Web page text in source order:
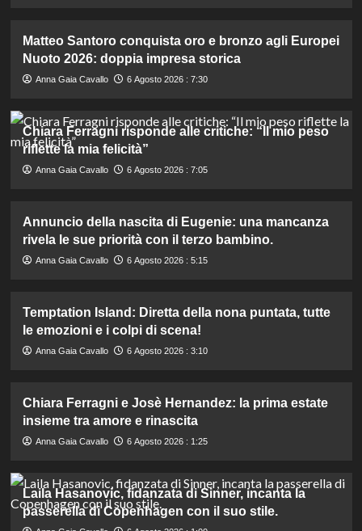
Matteo Santoro conquista oro e bronzo agli Europei
Nuoto 2026: doppia impresa storica
Anna Gaia Cavallo 6 Agosto 2026 : 7:30
Chiara Ferragni risponde alle critiche: “Il mio peso
riflette la mia felicità”
Anna Gaia Cavallo 6 Agosto 2026 : 7:05
Annuncio della nascita di Eugenie: una mancanza
rivela le sue priorità con il terzo bambino.
Anna Gaia Cavallo 6 Agosto 2026 : 5:15
Temptation Island: Diretta della nona puntata, tutte
le emozioni e i colpi di scena!
Anna Gaia Cavallo 6 Agosto 2026 : 3:10
Chiara Ferragni e Josè Hernandez: la prima estate
insieme tra amore e rinascita
Anna Gaia Cavallo 6 Agosto 2026 : 1:25
Laila Hasanovic, fidanzata di Sinner, incanta la
passerella di Copenhagen con il suo stile.